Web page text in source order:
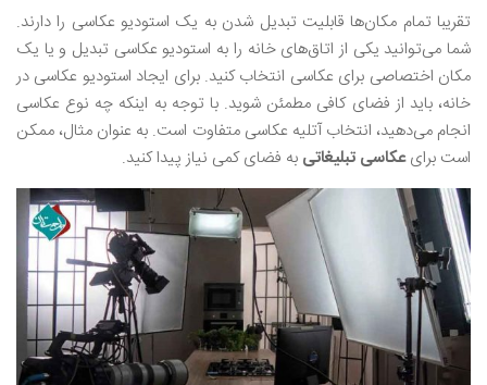
تقریبا تمام مکان‌ها قابلیت تبدیل شدن به یک استودیو عکاسی را دارند.
شما می‌توانید یکی از اتاق‌های خانه را به استودیو عکاسی تبدیل و یا یک
مکان اختصاصی برای عکاسی انتخاب کنید‌. برای ایجاد استودیو عکاسی در
خانه، باید از فضای کافی مطمئن شوید. با توجه به اینکه چه نوع عکاسی
انجام می‌دهید، انتخاب آتلیه عکاسی متفاوت است. به عنوان مثال، ممکن
است برایعکاسی تبلیغاتی به فضای کمی نیاز پیدا کنید‌.